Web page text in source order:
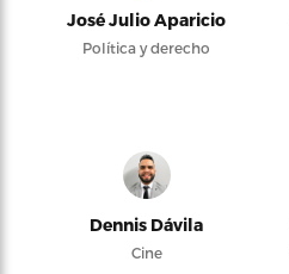
José Julio Aparicio
Política y derecho
Dennis Dávila
Cine